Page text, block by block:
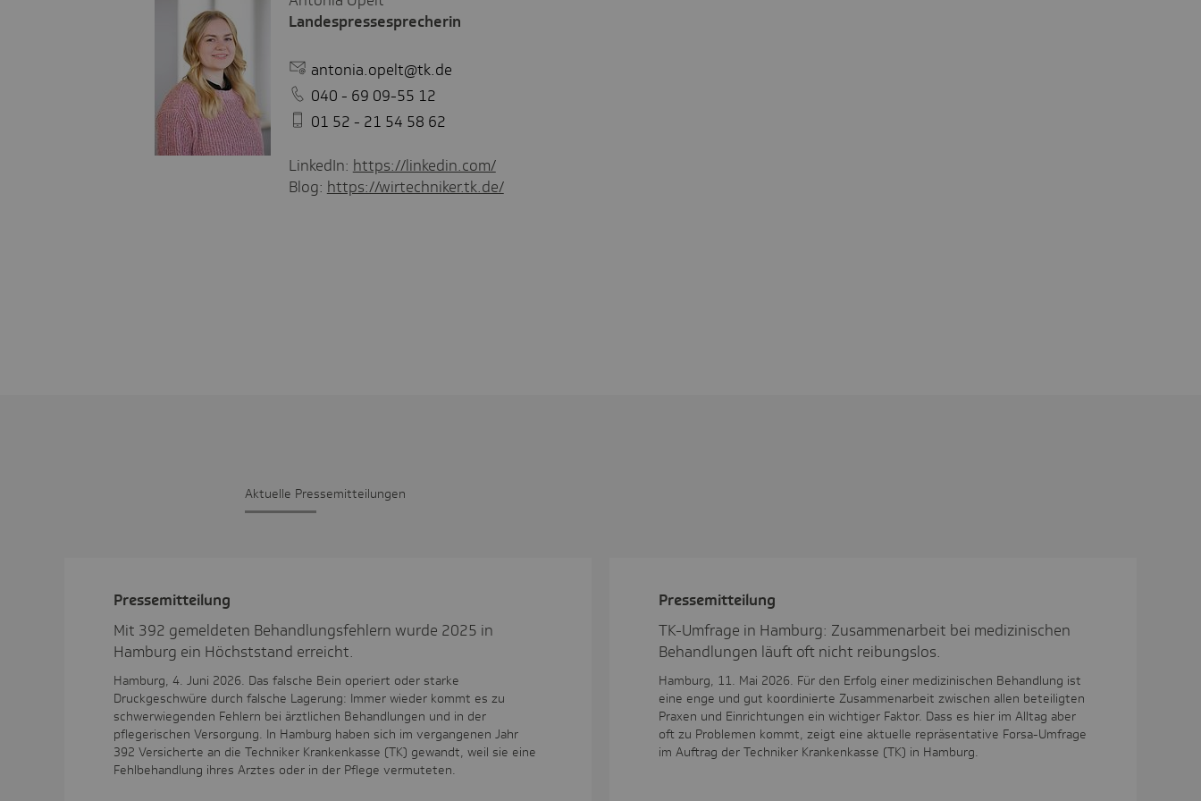
Landespressesprecherin
antonia.opelt@tk.de
040 - 69 09-55 12
01 52 - 21 54 58 62
LinkedIn: https://linkedin.com/
Blog: https://wirtechniker.tk.de/
Aktu­elle Pres­se­mit­tei­lungen
Pres­se­mit­tei­lung
Mit 392 gemeldeten Behandlungsfehlern wurde 2025 in
Hamburg ein Höchststand erreicht.
Hamburg, 4. Juni 2026. Das falsche Bein operiert oder starke
Druckgeschwüre durch falsche Lagerung: Immer wieder kommt es zu
schwerwiegenden Fehlern bei ärztlichen Behandlungen und in der
pflegerischen Versorgung. In Hamburg haben sich im vergangenen Jahr
392 Versicherte an die Techniker Krankenkasse (TK) gewandt, weil sie eine
Fehlbehandlung ihres Arztes oder in der Pflege vermuteten.
Pres­se­mit­tei­lung
TK-Umfrage in Hamburg: Zusammenarbeit bei medizinischen
Behandlungen läuft oft nicht reibungslos.
Hamburg, 11. Mai 2026. Für den Erfolg einer medizinischen Behandlung ist
eine enge und gut koordinierte Zusammenarbeit zwischen allen beteiligten
Praxen und Einrichtungen ein wichtiger Faktor. Dass es hier im Alltag aber
oft zu Problemen kommt, zeigt eine aktuelle repräsentative Forsa-Umfrage
im Auftrag der Techniker Krankenkasse (TK) in Hamburg.